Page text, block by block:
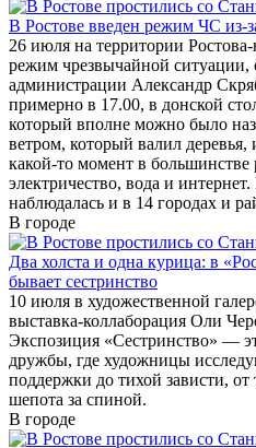
В Ростове введен режим ЧС из-
26 июля на территории
режим чрезвычайной ситуации,
администрации Александр
примерно в 17.00, в донской
который вполне можно было
ветром, который валил
какой-то момент в большинстве
электричество, вода и
наблюдалась и в 14 городах и
В городе
Два холста и одна курица: в
бывает сестринство
10 июля в художественной
выставка-коллаборация Оли
Экспозиция «Сестринство» —
дружбы, где художницы
поддержки до тихой зависти,
шепота за спиной.
В городе